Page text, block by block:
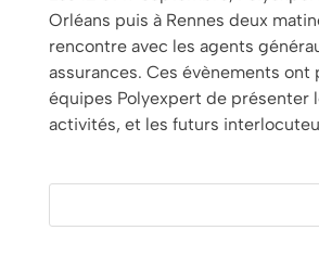
Orléans puis à Rennes deux
rencontre avec les agents
assurances. Ces évènements ont
équipes Polyexpert de présenter
activités, et les futurs